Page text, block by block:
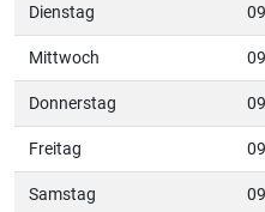
Dienstag
Mittwoch
Donnerstag
Freitag
Samstag